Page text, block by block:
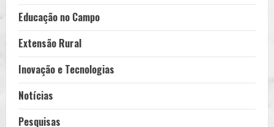
Educação no Campo
Extensão Rural
Inovação e Tecnologias
Notícias
Pesquisas